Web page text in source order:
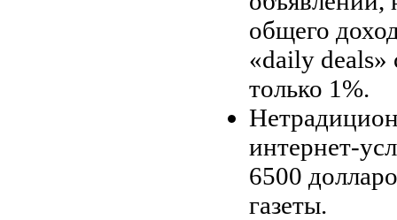
общего
«daily deals»
только 1%.
интернет-
6500
газеты.